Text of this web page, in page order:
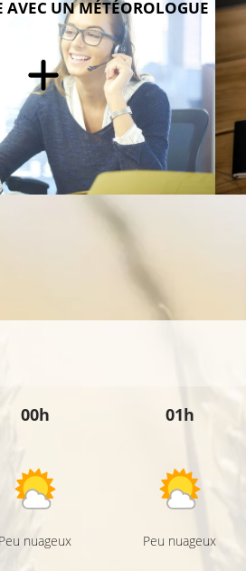
29°C
31°C
26°C
AVEC UN MÉTÉOROLOGUE
00h
Peu nuageux
01h
Peu nuageux